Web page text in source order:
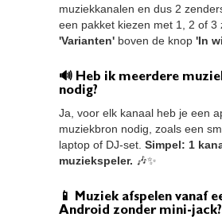
muziekkanalen en dus 2
een pakket kiezen met 1, 2 of 3
'Varianten' boven de knop 'In
🔊 Heb ik meerdere
nodig?
Ja, voor elk kanaal heb je een
muziekbron nodig, zoals een
laptop of DJ-set. Simpel: 1
muziekspeler. 🎶✨
📱 Muziek afspelen vanaf
Android zonder mini-jack?